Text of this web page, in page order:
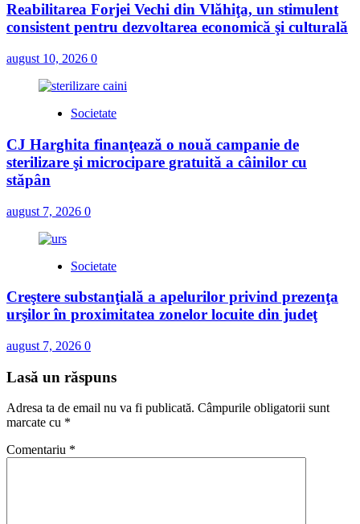
Reabilitarea Forjei Vechi din Vlăhiţa, un stimulent
consistent pentru dezvoltarea economică şi culturală
august 10, 2026 0
Societate
CJ Harghita finanţează o nouă campanie de
sterilizare şi microcipare gratuită a câinilor cu
stăpân
august 7, 2026 0
Societate
Creştere substanţială a apelurilor privind prezenţa
urşilor în proximitatea zonelor locuite din judeţ
august 7, 2026 0
Lasă un răspuns
Adresa ta de email nu va fi publicată. Câmpurile obligatorii sunt
marcate cu *
Comentariu *